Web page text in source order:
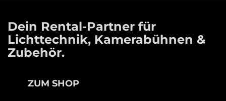
Dein Rental-Partner für
Lichttechnik, Kamerabühnen &
Zubehör.
ZUM SHOP